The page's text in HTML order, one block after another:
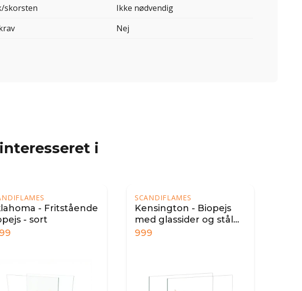
Ikke nødvendig
Nej
i
- Fritstående
- sort
SCANDIFLAMES
Kensington - Biopejs
med glassider og stål
brandkar
999